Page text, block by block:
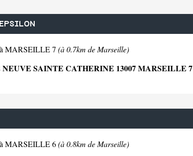
MARSEILLE 7 (à 0.7km de Marseille)
NEUVE SAINTE CATHERINE 13007 MARSEILLE 7
MARSEILLE 6(à 0.8km de Marseille)